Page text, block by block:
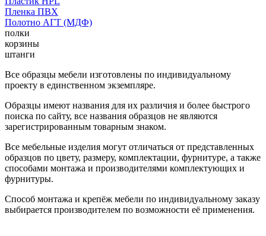
Пленка ПВХ
Полотно АГТ (МДФ)
полки
корзины
штанги
Все образцы мебели изготовлены по индивидуальному
проекту в единственном экземпляре.
Образцы имеют названия для их различия и более быстрого
поиска по сайту, все названия образцов не являются
зарегистрированным товарным знаком.
Все мебельные изделия могут отличаться от представленных
образцов по цвету, размеру, комплектации, фурнитуре, а также
способами монтажа и производителями комплектующих и
фурнитуры.
Способ монтажа и крепёж мебели по индивидуальному заказу
выбирается производителем по возможности её применения.